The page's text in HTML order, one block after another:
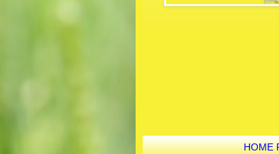
HOME